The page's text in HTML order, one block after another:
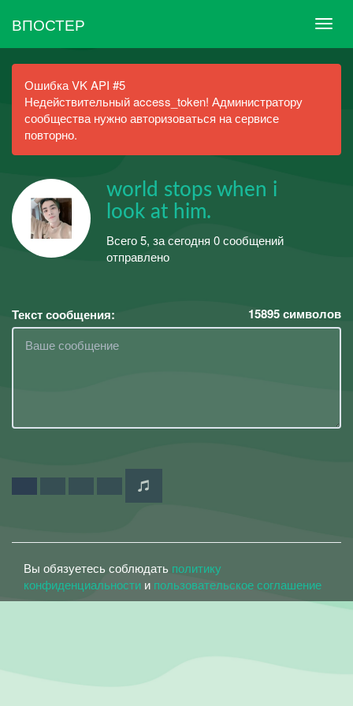
ВПОСТЕР
Ошибка VK API #5
Недействительный access_token! Администратору
сообщества нужно авторизоваться на сервисе
повторно.
world stops when i
look at him.
Всего 5, за сегодня 0 сообщений
отправлено
Текст сообщения: 15895символов
Вы обязуетесь соблюдать политику
конфиденциальности и пользовательское соглашение